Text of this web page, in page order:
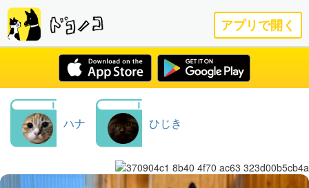
アプリで開く
ハナ ひじき